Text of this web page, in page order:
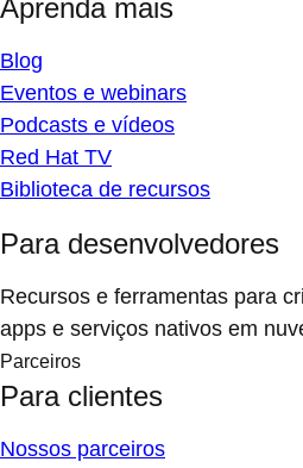
Aprenda mais
Blog
Eventos e webinars
Podcasts e vídeos
Red Hat TV
Biblioteca de recursos
Para desenvolvedores
Recursos e ferramentas para
apps e serviços nativos em
Parceiros
Para clientes
Nossos parceiros